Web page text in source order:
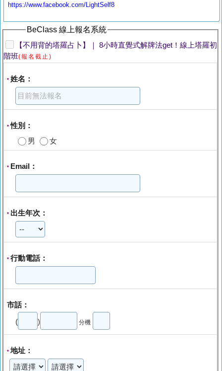
https://www.facebook.com/LightSelf8
BeClass 線上報名系統
【不用背的塔羅占卜】｜ 8小時直覺式解牌法get！線上塔羅初
階班(報名截止)
* 姓名：
*性別：
男
女
* Email：
* 出生年次：
* 行動電話：
市話：
( ) 分機
*地址：